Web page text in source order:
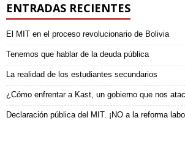
ENTRADAS RECIENTES
El MIT en el proceso revolucionario de Bolivia
Tenemos que hablar de la deuda pública
La realidad de los estudiantes secundarios
¿Cómo enfrentar a Kast, un gobierno que nos
Declaración pública del MIT. ¡NO a la reforma